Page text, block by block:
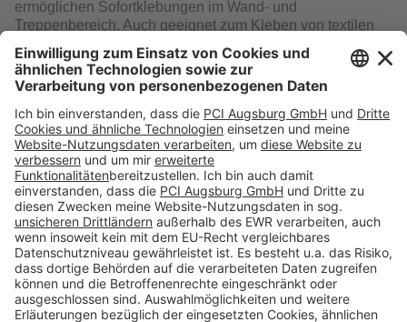
ermöglichen Sofortklebungen im Wand- und
Treppenbereich. Auch geeignet zum Kleben von textilen
Verlegeunterlagen.
Download
Folge uns auf:
Produkte
Toolbox